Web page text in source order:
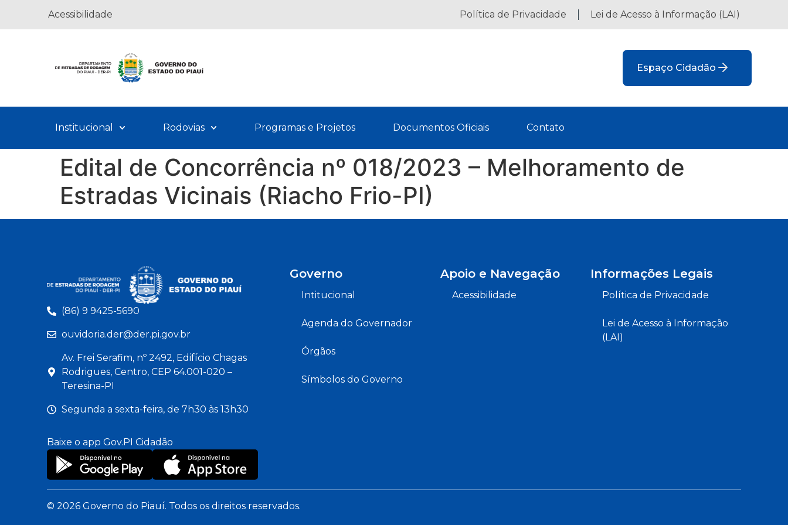
Acessibilidade Política de Privacidade Lei de Acesso à Informação (LAI)
Espaço Cidadão
Institucional Rodovias Programas e Projetos Documentos Oficiais Contato
Edital de Concorrência nº 018/2023 – Melhoramento de
Estradas Vicinais (Riacho Frio-PI)
(86) 9 9425-5690
ouvidoria.der@der.pi.gov.br
Av. Frei Serafim, nº 2492, Edifício Chagas
Rodrigues, Centro, CEP 64.001-020 –
Teresina-PI
Segunda a sexta-feira, de 7h30 às 13h30
Governo
Intitucional
Agenda do Governador
Órgãos
Símbolos do Governo
Apoio e Navegação
Acessibilidade
Informações Legais
Política de Privacidade
Lei de Acesso à Informação
(LAI)
Baixe o app Gov.PI Cidadão
© 2026 Governo do Piauí. Todos os direitos reservados.